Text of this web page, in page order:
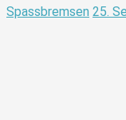
Spassbremsen 25.